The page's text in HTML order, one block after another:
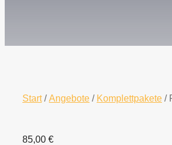
Start/Angebote / Komplettpakete /
85,00 €